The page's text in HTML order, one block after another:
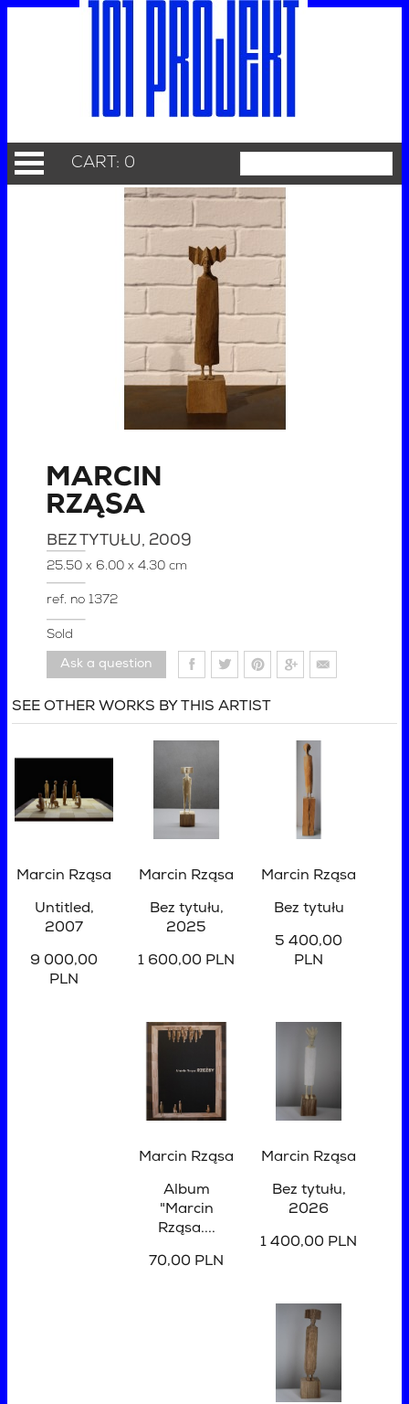
CART: 0
MARCIN
RZĄSA
BEZ TYTUŁU, 2009
25.50 x 6.00 x 4.30 cm
ref. no1372
Sold
Ask a question
SEE OTHER WORKS BY THIS ARTIST
Marcin Rząsa
Untitled,
2007
9 000,00
PLN
Marcin Rząsa
Bez tytułu,
2025
1 600,00 PLN
Marcin Rząsa
Bez tytułu
5 400,00
PLN
Marcin Rząsa
Album
"Marcin
Rząsa....
70,00 PLN
Marcin Rząsa
Bez tytułu,
2026
1 400,00 PLN